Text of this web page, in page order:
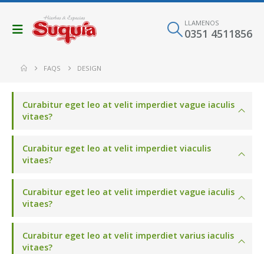
LLAMENOS
0351 4511856
FAQS DESIGN
Curabitur eget leo at velit imperdiet vague iaculis
vitaes?
Curabitur eget leo at velit imperdiet viaculis
vitaes?
Curabitur eget leo at velit imperdiet vague iaculis
vitaes?
Curabitur eget leo at velit imperdiet varius iaculis
vitaes?